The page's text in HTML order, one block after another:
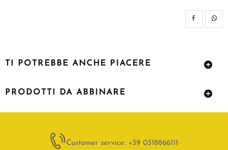
TI POTREBBE ANCHE PIACERE
PRODOTTI DA ABBINARE
Customer service: +39 0318866111